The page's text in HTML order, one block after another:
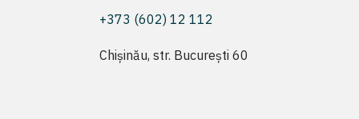
+373 (602) 12 112
Chișinău, str. București 60